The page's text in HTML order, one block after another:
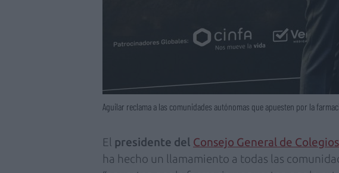
Aguilar reclama a las comunidades autónomas que apuesten por la
El presidente del Consejo General de
ha hecho un llamamiento a todas las